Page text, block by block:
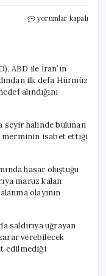
Anlaşmadan
Boğazı’nda
gemiye
saldırı
yorumlar kapalı
ABD ile İran’ın
ilk defa Hürmüz
alındığını
seyir halinde bulunan
merminin isabet ettiği
hasar oluştuğu
maruz kalan
olayının
saldırıya uğrayan
verebilecek
edilmediği